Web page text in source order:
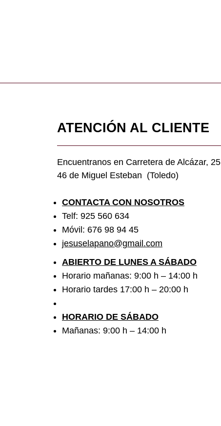
ATENCIÓN AL CLIENTE
Encuentranos en Carretera de Alcázar,
46 de Miguel Esteban (Toledo)
CONTACTA CON NOSOTROS
Telf: 925 560 634
Móvil: 676 98 94 45
jesuselapano@gmail.com
ABIERTO DE LUNES A SÁBADO
Horario mañanas: 9:00 h – 14:00 h
Horario tardes 17:00 h – 20:00 h
HORARIO DE SÁBADO
Mañanas: 9:00 h – 14:00 h